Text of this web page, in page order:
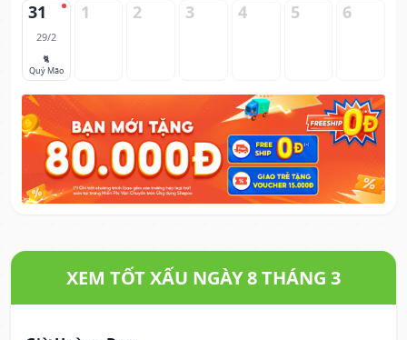
31
29/2
🐈
Quý Mão
1 2 3 4 5 6
XEM TỐT XẤU NGÀY 8 THÁNG 3